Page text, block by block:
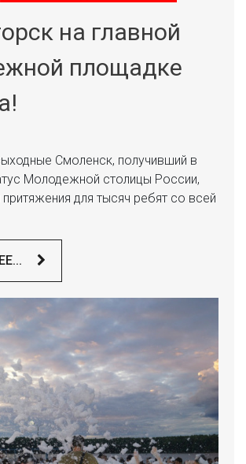
на главной
площадке
Смоленск, получивший в
Молодежной столицы России,
для тысяч ребят со всей